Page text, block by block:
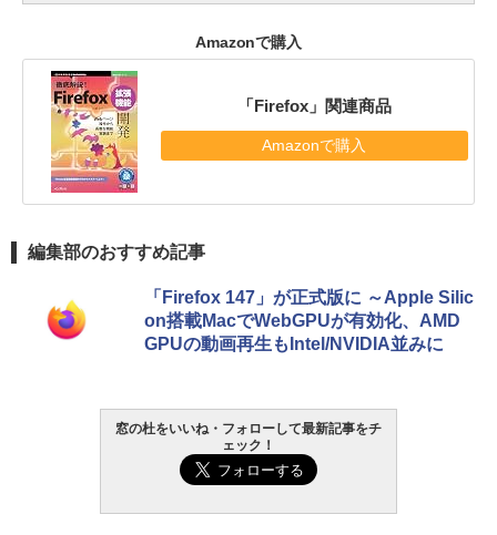
Amazonで購入
「Firefox」関連商品
Amazonで購入
編集部のおすすめ記事
「Firefox 147」が正式版に ～Apple Silic
on搭載MacでWebGPUが有効化、AMD
GPUの動画再生もIntel/NVIDIA並みに
窓の杜をいいね・フォローして最新記事をチ
ェック！